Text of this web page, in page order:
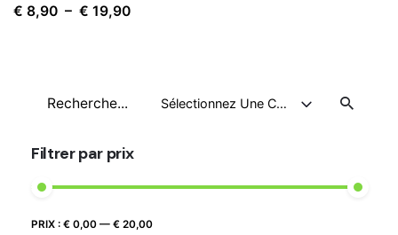
Recherche
Sélectionnez Une Catégorie
Filtrer par prix
Prix
Prix
PRIX : € 0,00 — € 20,00
€ 8,90 – € 19,90Plage